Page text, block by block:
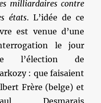
milliardaires contre
états. L’idée de ce
est venue d’une
le jour
l’élection de
: que faisaient
Frère (belge) et
Desmarais